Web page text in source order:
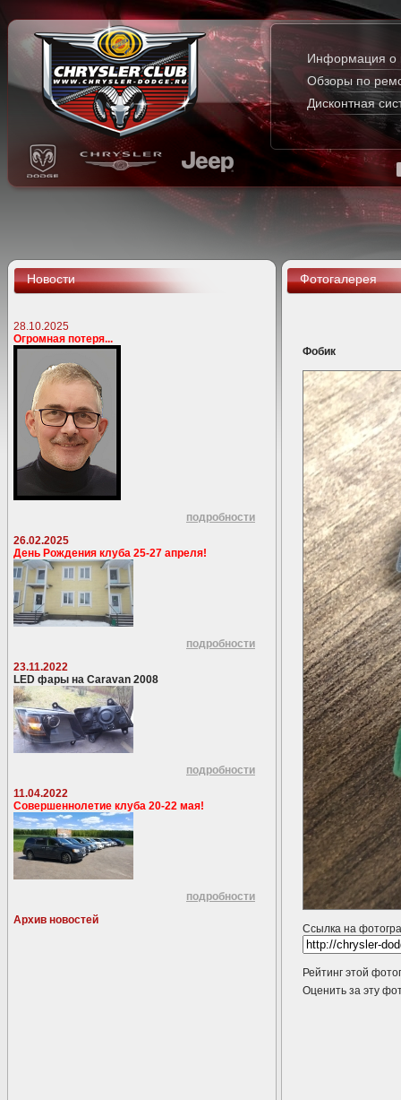
Информация о
Обзоры по
Дисконтная
Новости
28.10.2025
Огромная потеря...
подробности
26.02.2025
День Рождения клуба 25-27 апреля!
подробности
23.11.2022
LED фары на Caravan 2008
подробности
11.04.2022
Совершеннолетие клуба 20-22 мая!
подробности
Архив новостей
Фотогалерея
Фобик
Ссылка на
Рейтинг этой
Оценить за эту